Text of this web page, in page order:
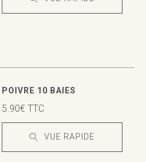
POIVRE 10 BAIES
5.90€ TTC
VUE RAPIDE